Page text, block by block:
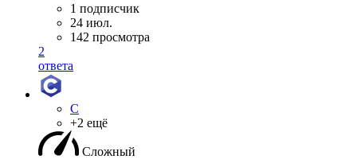
1 подписчик
24 июл.
142 просмотра
2
ответа
C
+2 ещё
Сложный